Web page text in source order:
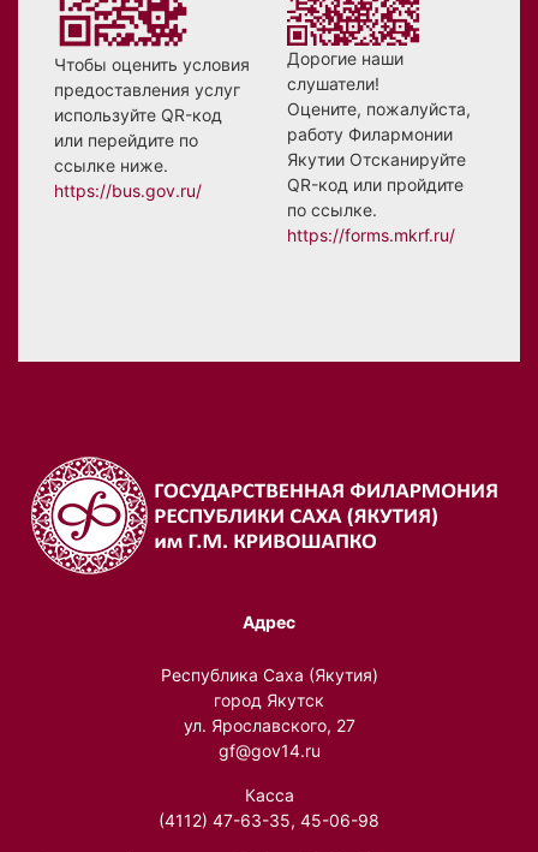
Чтобы оценить условия
предоставления услуг
используйте QR-код
или перейдите по
ссылке ниже.
https://bus.gov.ru/
Дорогие наши
слушатели!
Оцените, пожалуйста,
работу Филармонии
Якутии Отсканируйте
QR-код или пройдите
по ссылке.
https://forms.mkrf.ru/
Адрес
Республика Саха (Якутия)
город Якутск
ул. Ярославского, 27
gf@gov14.ru
Касса
(4112) 47-63-35, 45-06-98